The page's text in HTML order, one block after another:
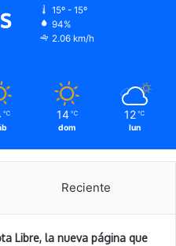
15º - 15º
94%
2.06 km/h
℃ 14 ℃
dom
12 ℃
lun
Reciente
Libre, la nueva página que